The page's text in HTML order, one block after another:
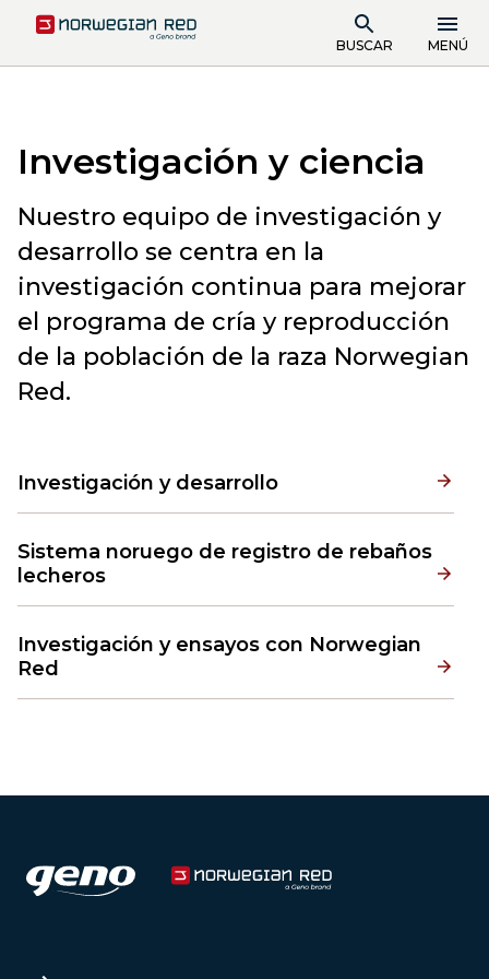
BUSCAR MENÚ
Investigación y ciencia
Nuestro equipo de investigación y
desarrollo se centra en la
investigación continua para mejorar
el programa de cría y reproducción
de la población de la raza Norwegian
Red.
Investigación y desarrollo
Sistema noruego de registro de rebaños
lecheros
Investigación y ensayos con Norwegian
Red